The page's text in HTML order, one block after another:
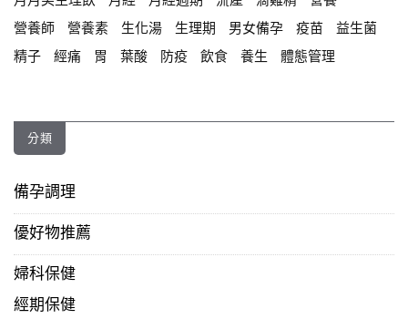
營養師
營養素 生化湯 生理期 男女備孕 疫苗
益生菌
精子
經痛 胃 葉酸 防疫 飲食 養生 體態管理
分類
備孕調理
優好物推薦
婦科保健
經期保健